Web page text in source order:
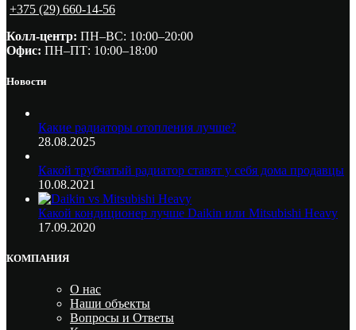
+375 (29) 660-14-56
Колл-центр: ПН–ВС: 10:00–20:00​
Офис: ПН–ПТ: 10:00–18:00
Новости
Какие радиаторы отопления лучше?
28.08.2025
Какой трубчатый радиатор ставят у себя дома продавцы
10.08.2021
Какой кондиционер лучше Daikin или Mitsubishi Heavy
17.09.2020
КОМПАНИЯ
О нас
Наши объекты
Вопросы и Ответы